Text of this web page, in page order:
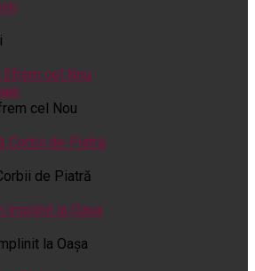
cel Nou
de Piatră
la Oaşa